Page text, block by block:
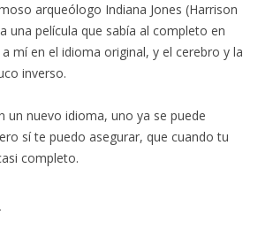
arqueólogo Indiana Jones (Harrison
una película que sabía al completo en
mí en el idioma original, y el cerebro y la
inverso.
un nuevo idioma, uno ya se puede
sí te puedo asegurar, que cuando tu
completo.